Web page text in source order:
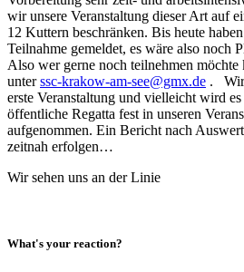
wir unsere Veranstaltung dieser Art auf
12 Kuttern beschränken. Bis heute
Teilnahme gemeldet, es wäre also noch
Also wer gerne noch teilnehmen möchte
unterssc-krakow-am-see@gmx.de . Wir
erste Veranstaltung und vielleicht wird
öffentliche Regatta fest in unseren
aufgenommen. Ein Bericht nach
zeitnah erfolgen…
Wir sehen uns an der Linie
What's your reaction?